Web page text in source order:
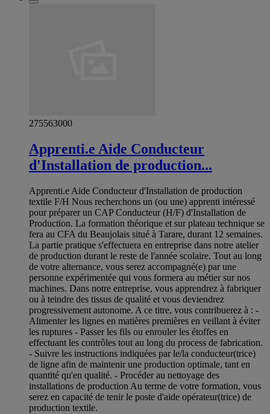
275563000
Apprenti.e Aide Conducteur
d'Installation de production...
Apprenti.e Aide Conducteur d'Installation de production
textile F/H Nous recherchons un (ou une) apprenti intéressé
pour préparer un CAP Conducteur (H/F) d'Installation de
Production. La formation théorique et sur plateau technique se
fera au CFA du Beaujolais situé à Tarare, durant 12 semaines.
La partie pratique s'effectuera en entreprise dans notre atelier
de production durant le reste de l'année scolaire. Tout au long
de votre alternance, vous serez accompagné(e) par une
personne expérimentée qui vous formera au métier sur nos
machines. Dans notre entreprise, vous apprendrez à fabriquer
ou à teindre des tissus de qualité et vous deviendrez
progressivement autonome. A ce titre, vous contribuerez à : -
Alimenter les lignes en matières premières en veillant à éviter
les ruptures - Passer les fils ou enrouler les étoffes en
effectuant les contrôles tout au long du process de fabrication.
- Suivre les instructions indiquées par le/la conducteur(trice)
de ligne afin de maintenir une production optimale, tant en
quantité qu'en qualité. - Procéder au nettoyage des
installations de production Au terme de votre formation, vous
serez en capacité de tenir le poste d'aide opérateur(trice) de
production textile.